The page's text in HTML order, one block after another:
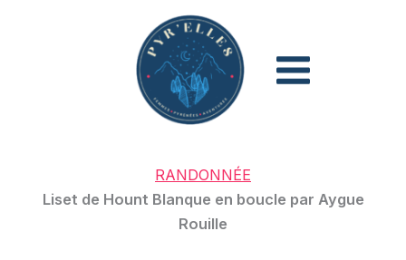
RANDONNÉE
Liset de Hount Blanque en boucle par Aygue
Rouille